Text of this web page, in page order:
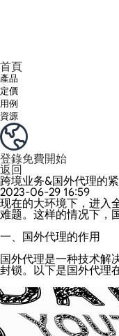
首頁
產品
定價
用例
資源
登錄免費開始
返回
跨境业务&国外代理的
2023-06-29 16:59
现在的大环境下，进入
难题。这样的情况下，
一、国外代理的作用
国外代理是一种技术解
封锁。以下是国外代理